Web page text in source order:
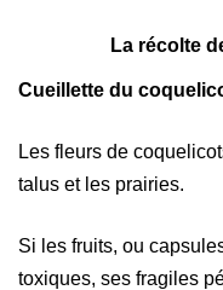
La récolte
Cueillette du
Les fleurs de
talus et les prairies.
Si les fruits, ou
toxiques, ses fragiles